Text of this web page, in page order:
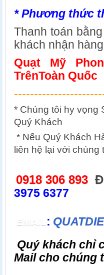
* Phương thức
Thanh toán
khách nhận
Quạt Mỹ
TrênToàn Quốc
* Chúng tôi hy vọng
Quý Khách
* Nếu Quý Khách
liên hệ lại với chúng
0918 306 893
3975 6377
EMAIL :
Quý khách chỉ
Mail cho chúng